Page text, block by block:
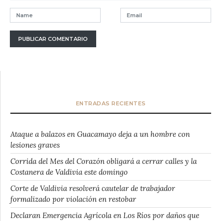
ENTRADAS RECIENTES
Ataque a balazos en Guacamayo deja a un hombre con
lesiones graves
Corrida del Mes del Corazón obligará a cerrar calles y la
Costanera de Valdivia este domingo
Corte de Valdivia resolverá cautelar de trabajador
formalizado por violación en restobar
Declaran Emergencia Agrícola en Los Ríos por daños que